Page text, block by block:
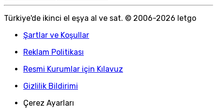
Türkiye'de ikinci el eşya al ve sat. © 2006-2026 letgo
Şartlar ve Koşullar
Reklam Politikası
Resmi Kurumlar için Kılavuz
Gizlilik Bildirimi
Çerez Ayarları